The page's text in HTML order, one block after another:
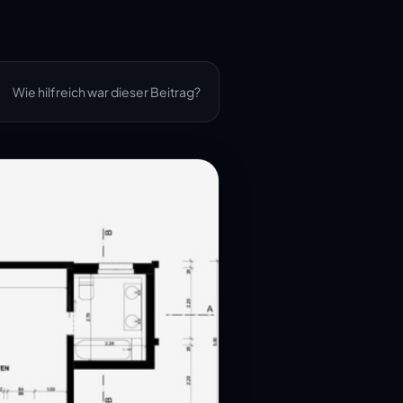
Wie hilfreich war dieser Beitrag?